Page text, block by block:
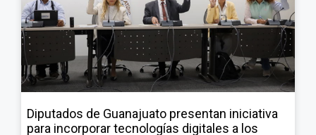
Diputados de Guanajuato presentan iniciativa
para incorporar tecnologías digitales a los